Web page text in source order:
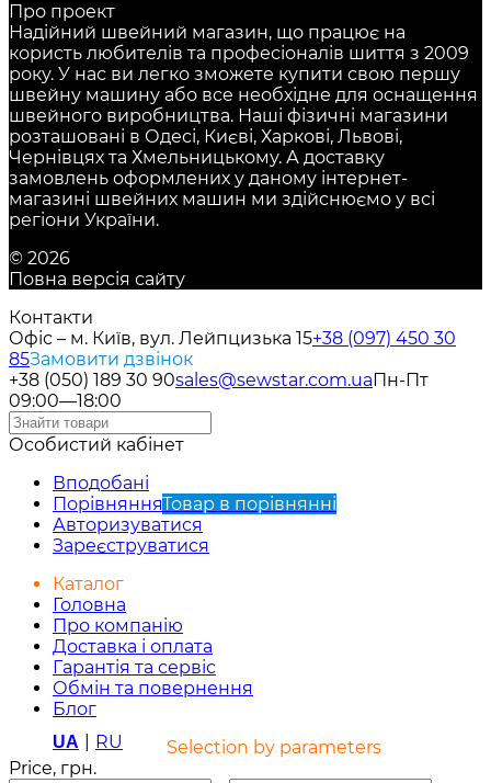
Про проект
Надійний швейний магазин, що працює на
користь любителів та професіоналів шиття з 2009
року. У нас ви легко зможете купити свою першу
швейну машину або все необхідне для оснащення
швейного виробництва. Наші фізичні магазини
розташовані в Одесі, Києві, Харкові, Львові,
Чернівцях та Хмельницькому. А доставку
замовлень оформлених у даному інтернет-
магазині швейних машин ми здійснюємо у всі
регіони України.
© 2026
Повна версія сайту
Контакти
Офіс – м. Київ, вул. Лейпцизька 15+38 (097) 450 30
85Замовити дзвінок
+38 (050) 189 30 90sales@sewstar.com.uaПн-Пт
09:00—18:00
Особистий кабінет
Вподобані
ПорівнянняТовар в порівнянні
Авторизуватися
Зареєструватися
Каталог
Головна
Про компанію
Доставка і оплата
Гарантія та сервіс
Обмін та повернення
Блог
UA RU
Selection by parameters
Price, грн.